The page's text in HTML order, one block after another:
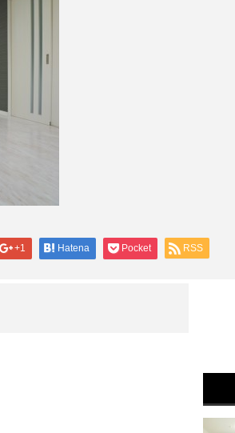
+1 Hatena Pocket RSS